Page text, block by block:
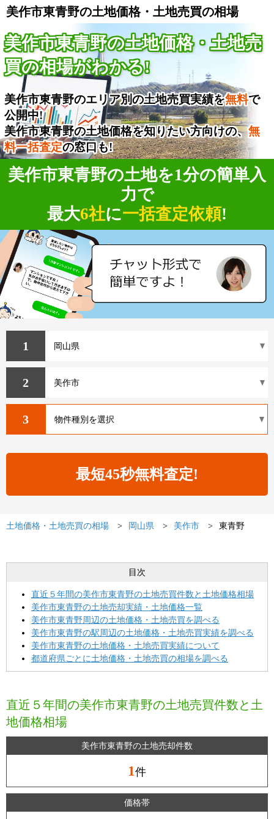
美作市東青野の土地価格・土地売買の相場
美作市東青野の土地価格・土地売
買の相場がわかる!
美作市東青野のエリア別の土地売買実績を無料で
公開中!
美作市東青野の土地価格を知りたい方向けの、無
料一括査定の窓口も!
美作市東青野の土地を1分の簡単入
力で
最大6社に一括査定依頼!
1
2
3
土地価格・土地売買の相場 岡山県 美作市 東青野
目次
直近５年間の美作市東青野の土地売買件数と土地価格相場
美作市東青野の土地売却実績・土地価格一覧
美作市東青野周辺の土地価格・土地売買を調べる
美作市東青野の駅周辺の土地価格・土地売買実績を調べる
美作市東青野の土地価格・土地売買実績について
都道府県ごとに土地価格・土地売買の相場を調べる
直近５年間の美作市東青野の土地売買件数と土
地価格相場
美作市東青野の土地売却件数
1件
価格帯